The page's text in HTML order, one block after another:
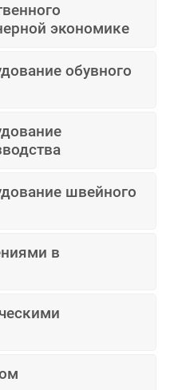
экономике
обувного
швейного
в